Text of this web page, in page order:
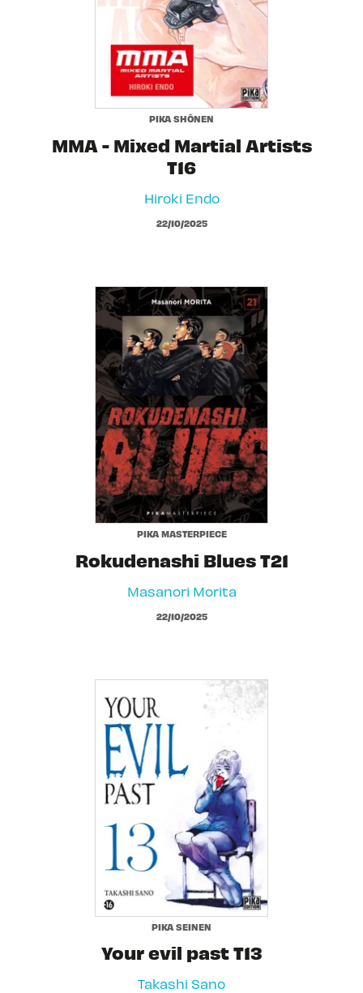
PIKA SHÔNEN
MMA - Mixed Martial Artists
T16
Hiroki Endo
22/10/2025
PIKA MASTERPIECE
Rokudenashi Blues T21
Masanori Morita
22/10/2025
PIKA SEINEN
Your evil past T13
Takashi Sano